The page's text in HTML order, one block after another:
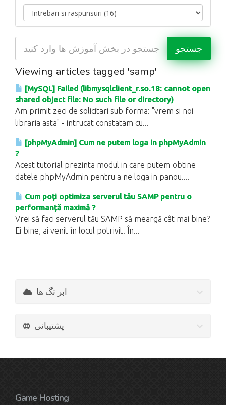
Viewing articles tagged 'samp'
[MySQL] Failed (libmysqlclient_r.so.18: cannot open
shared object file: No such file or directory)
Am primit zeci de solicitari sub forma: "vrem si noi
libraria asta" - intrucat constatam cu...
[phpMyAdmin] Cum ne putem loga in phpMyAdmin
?
Acest tutorial prezinta modul in care putem obtine
datele phpMyAdmin pentru a ne loga in panou....
Cum poți optimiza serverul tău SAMP pentru o
performanță maximă ?
Vrei să faci serverul tău SAMP să meargă cât mai bine?
Ei bine, ai venit în locul potrivit! În...
ابر تگ ها
پشتیبانی
Game Hosting